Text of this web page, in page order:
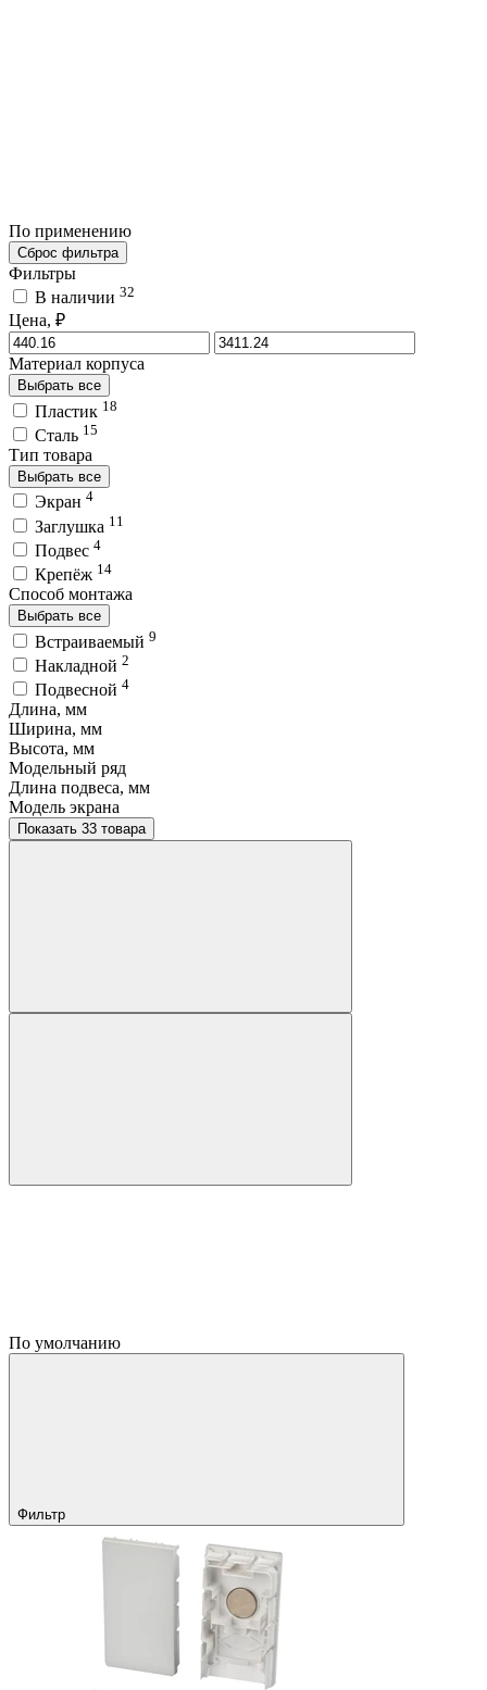
По применению
Сброс фильтра
Фильтры
В наличии 32
Цена, ₽
Материал корпуса
Выбрать все
Пластик 18
Сталь 15
Тип товара
Выбрать все
Экран 4
Заглушка 11
Подвес 4
Крепёж 14
Способ монтажа
Выбрать все
Встраиваемый 9
Накладной 2
Подвесной 4
Длина, мм
Ширина, мм
Высота, мм
Модельный ряд
Длина подвеса, мм
Модель экрана
Показать 33 товара
По умолчанию
Фильтр